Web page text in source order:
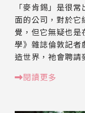
「麥肯錫」是很
面的公司，對於
覺，但它無疑也
學》雜誌倫敦記者
造世界，祂會聘請
閱讀更多